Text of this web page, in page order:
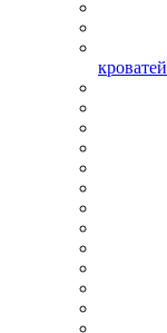
кроватей